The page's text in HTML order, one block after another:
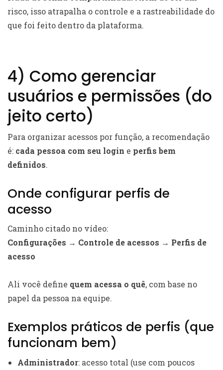
risco, isso atrapalha o controle e a rastreabilidade do
que foi feito dentro da plataforma.
4) Como gerenciar
usuários e permissões (do
jeito certo)
Para organizar acessos por função, a recomendação
é: cada pessoa com seu login e perfis bem
definidos.
Onde configurar perfis de
acesso
Caminho citado no vídeo:
Configurações → Controle de acessos → Perfis de
acesso
Ali você define quem acessa o quê, com base no
papel da pessoa na equipe.
Exemplos práticos de perfis (que
funcionam bem)
Administrador: acesso total (use com poucos